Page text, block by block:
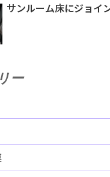
サンルーム床にジョイ
ー